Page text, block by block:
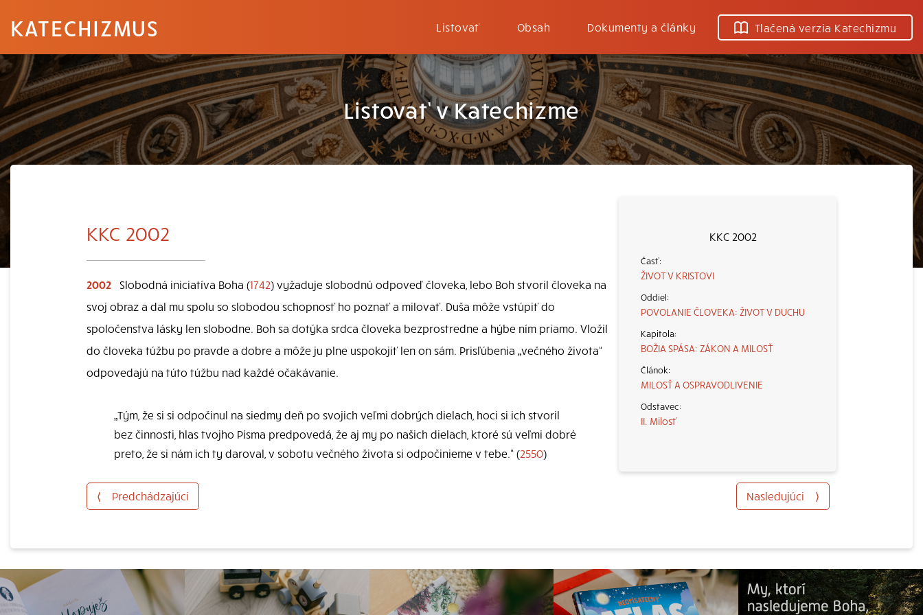
KATECHIZMUS Listovať Obsah Dokumenty a články Tlačená verzia Katechizmu
Listovať v Katechizme
KKC 2002
ŽIVOT V KRISTOVI
POVOLANIE ČLOVEKA: ŽIVOT V DUCHU
BOŽIA SPÁSA: ZÁKON A MILOSŤ
MILOSŤ A OSPRAVODLIVENIE
II. Milosť
KKC 2002
2002 Slobodná iniciatíva Boha (1742) vyžaduje slobodnú odpoveď človeka, lebo Boh stvoril človeka na
svoj obraz a dal mu spolu so slobodou schopnosť ho poznať a milovať. Duša môže vstúpiť do
spoločenstva lásky len slobodne. Boh sa dotýka srdca človeka bezprostredne a hýbe ním priamo. Vložil
do človeka túžbu po pravde a dobre a môže ju plne uspokojiť len on sám. Prisľúbenia „večného života“
odpovedajú na túto túžbu nad každé očakávanie.
„Tým, že si si odpočinul na siedmy deň po svojich veľmi dobrých dielach, hoci si ich stvoril
bez činnosti, hlas tvojho Písma predpovedá, že aj my po našich dielach, ktoré sú veľmi dobré
preto, že si nám ich ty daroval, v sobotu večného života si odpočinieme v tebe.“ (2550)
⟨ Predchádzajúci Nasledujúci ⟩